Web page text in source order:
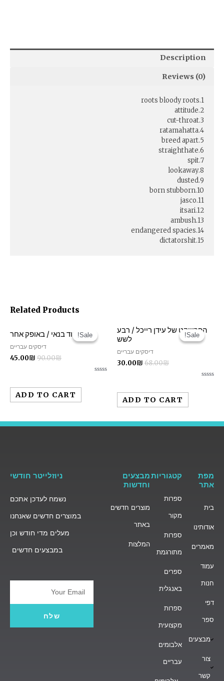
Related Products
Sale!
Sale!
הפרוייקט של עידן רייכל / רבע
לשש
דיסקים עבריים
68.00₪
30.00₪
ADD TO CART
Sale!
Sale!אהוד בנאי / באופק אחר
דיסקים עבריים
90.00₪
45.00₪
ADD TO CART
Description
Reviews (0)
1.roots bloody roots
2.attitude
3.cut-throat
4.ratamahatta
5.breed apart
6.straighthate
7.spit
8.lookaway
9.dusted
10.born stubborn
11.jasco
12.itsari
13.ambush
14.endangered spacies
15.dictatorshit
מפת
אתר
בית
אודותינו
מאמרים
עמוד
חנות
דפי
ספר
מבצעים
צור
קשר
קטגוריות
ספרות
מקור
ספרות
מתורגמת
ספרים
באנגלית
ספרות
מקצועית
אלבומים
עבריים
מבצעים
וחדשות
מוצרים חדשים
באתר
המלצות
ניוזלייטר חודשי
נשמח לעדכן אתכם
במוצרים חדשים שאנחנו
מעלים מדי חודש וכן
במבצעים חדשים
Email
שלח